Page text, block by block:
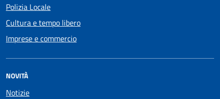
Polizia Locale
Cultura e tempo libero
Imprese e commercio
NOVITÀ
Notizie